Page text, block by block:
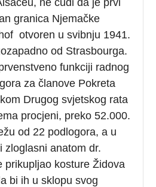
granica Njemačke
otvoren u svibnju 1941.
od Strasbourga.
funkciji radnog
za članove Pokreta
Drugog svjetskog rata
procjeni, preko 52.000.
od 22 podlogora, a u
zloglasni anatom dr.
prikupljao kosture Židova
bi ih u sklopu svog